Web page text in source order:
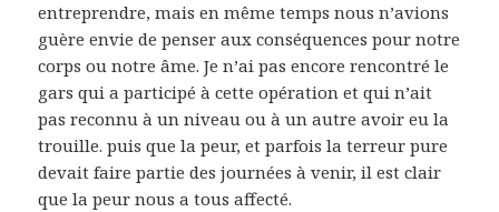
entreprendre, mais en même temps nous n’avions
guère envie de penser aux conséquences pour notre
corps ou notre âme. Je n’ai pas encore rencontré le
gars qui a participé à cette opération et qui n’ait
pas reconnu à un niveau ou à un autre avoir eu la
trouille. puis que la peur, et parfois la terreur pure
devait faire partie des journées à venir, il est clair
que la peur nous a tous affecté.